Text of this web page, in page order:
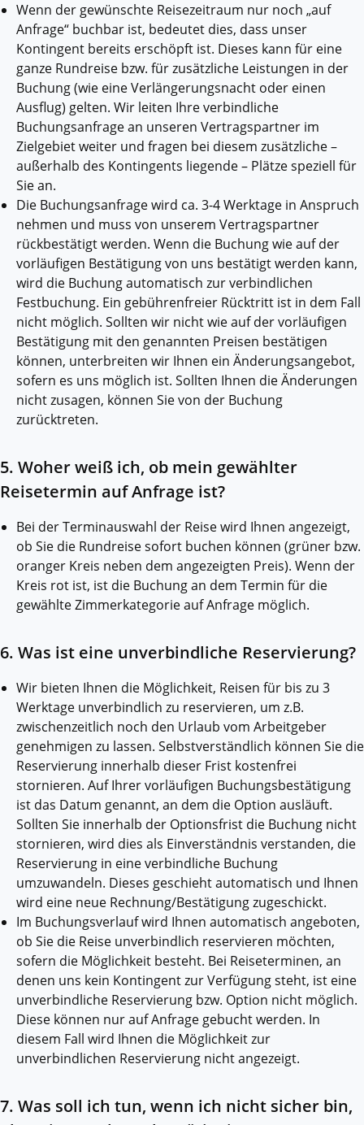
Wenn der gewünschte Reisezeitraum nur noch „auf
Anfrage“ buchbar ist, bedeutet dies, dass unser
Kontingent bereits erschöpft ist. Dieses kann für eine
ganze Rundreise bzw. für zusätzliche Leistungen in der
Buchung (wie eine Verlängerungsnacht oder einen
Ausflug) gelten. Wir leiten Ihre verbindliche
Buchungsanfrage an unseren Vertragspartner im
Zielgebiet weiter und fragen bei diesem zusätzliche –
außerhalb des Kontingents liegende – Plätze speziell für
Sie an.
Die Buchungsanfrage wird ca. 3-4 Werktage in Anspruch
nehmen und muss von unserem Vertragspartner
rückbestätigt werden. Wenn die Buchung wie auf der
vorläufigen Bestätigung von uns bestätigt werden kann,
wird die Buchung automatisch zur verbindlichen
Festbuchung. Ein gebührenfreier Rücktritt ist in dem Fall
nicht möglich. Sollten wir nicht wie auf der vorläufigen
Bestätigung mit den genannten Preisen bestätigen
können, unterbreiten wir Ihnen ein Änderungsangebot,
sofern es uns möglich ist. Sollten Ihnen die Änderungen
nicht zusagen, können Sie von der Buchung
zurücktreten.
5. Woher weiß ich, ob mein gewählter
Reisetermin auf Anfrage ist?
Bei der Terminauswahl der Reise wird Ihnen angezeigt,
ob Sie die Rundreise sofort buchen können (grüner bzw.
oranger Kreis neben dem angezeigten Preis). Wenn der
Kreis rot ist, ist die Buchung an dem Termin für die
gewählte Zimmerkategorie auf Anfrage möglich.
6. Was ist eine unverbindliche Reservierung?
Wir bieten Ihnen die Möglichkeit, Reisen für bis zu 3
Werktage unverbindlich zu reservieren, um z.B.
zwischenzeitlich noch den Urlaub vom Arbeitgeber
genehmigen zu lassen. Selbstverständlich können Sie die
Reservierung innerhalb dieser Frist kostenfrei
stornieren. Auf Ihrer vorläufigen Buchungsbestätigung
ist das Datum genannt, an dem die Option ausläuft.
Sollten Sie innerhalb der Optionsfrist die Buchung nicht
stornieren, wird dies als Einverständnis verstanden, die
Reservierung in eine verbindliche Buchung
umzuwandeln. Dieses geschieht automatisch und Ihnen
wird eine neue Rechnung/Bestätigung zugeschickt.
Im Buchungsverlauf wird Ihnen automatisch angeboten,
ob Sie die Reise unverbindlich reservieren möchten,
sofern die Möglichkeit besteht. Bei Reiseterminen, an
denen uns kein Kontingent zur Verfügung steht, ist eine
unverbindliche Reservierung bzw. Option nicht möglich.
Diese können nur auf Anfrage gebucht werden. In
diesem Fall wird Ihnen die Möglichkeit zur
unverbindlichen Reservierung nicht angezeigt.
7. Was soll ich tun, wenn ich nicht sicher bin,